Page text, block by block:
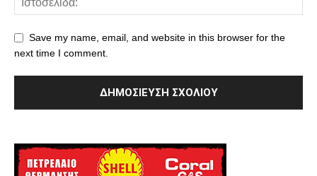
Save my name, email, and website in this browser for the
next time I comment.